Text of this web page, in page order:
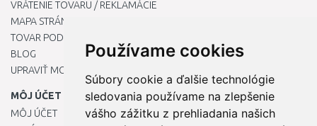
Používame cookies
Súbory cookie a ďalšie technológie
sledovania používame na zlepšenie
vášho zážitku z prehliadania našich
VRÁTENIE TOVARU / REKLAMÁCIE
MAPA STRÁNOK
TOVAR PODĽA ZNAČIEK
BLOG
UPRAVIŤ MOJE PREDVOĽBY COOKIES
MÔJ ÚČET
MÔJ ÚČET